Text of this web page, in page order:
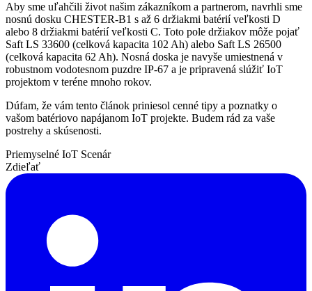
Aby sme uľahčili život našim zákazníkom a partnerom, navrhli sme
nosnú dosku CHESTER-B1 s až 6 držiakmi batérií veľkosti D
alebo 8 držiakmi batérií veľkosti C. Toto pole držiakov môže pojať
Saft LS 33600 (celková kapacita 102 Ah) alebo Saft LS 26500
(celková kapacita 62 Ah). Nosná doska je navyše umiestnená v
robustnom vodotesnom puzdre IP-67 a je pripravená slúžiť IoT
projektom v teréne mnoho rokov.
Dúfam, že vám tento článok priniesol cenné tipy a poznatky o
vašom batériovo napájanom IoT projekte. Budem rád za vaše
postrehy a skúsenosti.
Priemyselné IoT Scenár
Zdieľať